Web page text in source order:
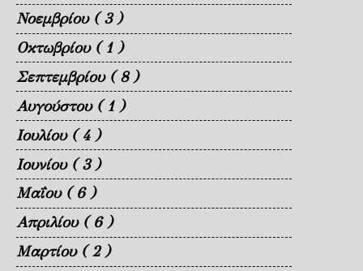
Νοεμβρίου ( 3 )
Οκτωβρίου ( 1 )
Σεπτεμβρίου ( 8 )
Αυγούστου ( 1 )
Ιουλίου ( 4 )
Ιουνίου ( 3 )
Μαΐου ( 6 )
Απριλίου ( 6 )
Μαρτίου ( 2 )